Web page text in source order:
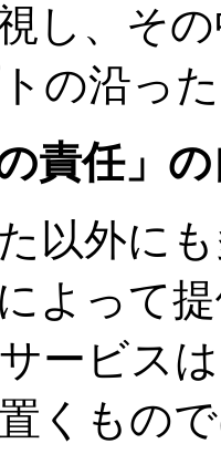
し、そ
の沿っ
の責任」
以外に
よって
ービス
くもの